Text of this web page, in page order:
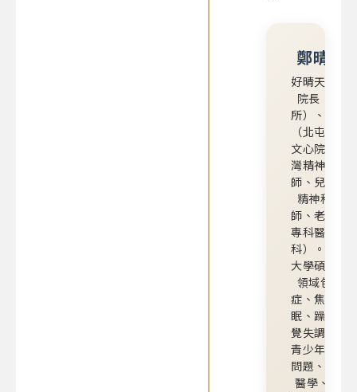
鄭晴 院
好晴天身心
院長（潭
所）、主治
（北屯、中
文心院所）
灣精神科專
師、兒童青
精神科專
師、老年精
專科醫師（
科）。英國
大學碩士。
領域包含
症、焦慮症
眠、躁鬱症
覺失調症、
青少年情緒
問題、老年
醫學、TMS